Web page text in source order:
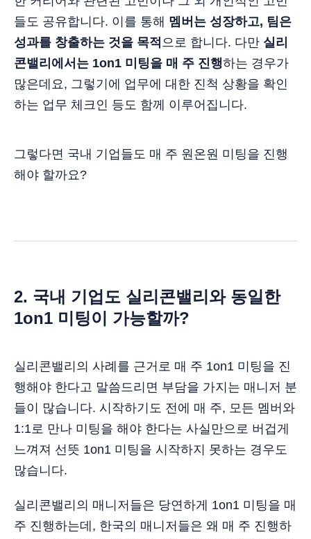
들도 공유합니다. 이를 통해 멤버는 성장하고, 팀은
성과를 창출하는 것을 목적 으로 합니다. 다만 실리
콘밸리에서는 1on1 미팅을 매 주 진행하는 경우가
많은데요, 그렇기에 업무에 대한 진척 상황을 확인
하는 업무 체크인 등도 함께 이루어집니다.
그렇다면 국내 기업들도 매 주 원온원 미팅을 진행
해야 할까요?
2. 국내 기업도 실리콘밸리와 동일한
1on1 미팅이 가능할까?
실리콘밸리의 사례를 근거로 매 주 1on1 미팅을 진
행해야 한다고 말씀드리면 부담을 가지는 매니저 분
들이 많습니다. 시작하기도 전에 매 주, 모든 멤버와
1:1로 만나 미팅을 해야 한다는 사실만으로 버겁게
느껴져 선뜻 1on1 미팅을 시작하지 못하는 경우도
많습니다.
실리콘밸리의 매니저들은 당연하게 1on1 미팅을 매
주 진행하는데, 한국의 매니저들은 왜 매 주 진행하